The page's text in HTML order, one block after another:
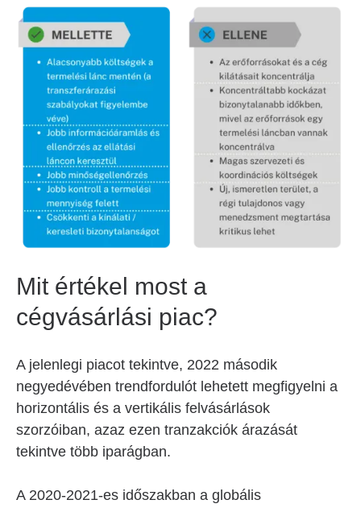
Mit értékel most a
cégvásárlási piac?
A jelenlegi piacot tekintve, 2022 második
negyedévében trendfordulót lehetett megfigyelni a
horizontális és a vertikális felvásárlások
szorzóiban, azaz ezen tranzakciók árazását
tekintve több iparágban.
A 2020-2021-es időszakban a globális